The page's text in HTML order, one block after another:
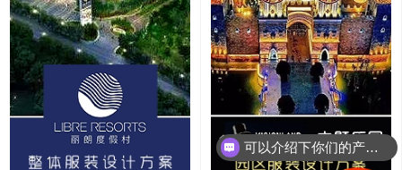
可以介绍下你们的产品么？